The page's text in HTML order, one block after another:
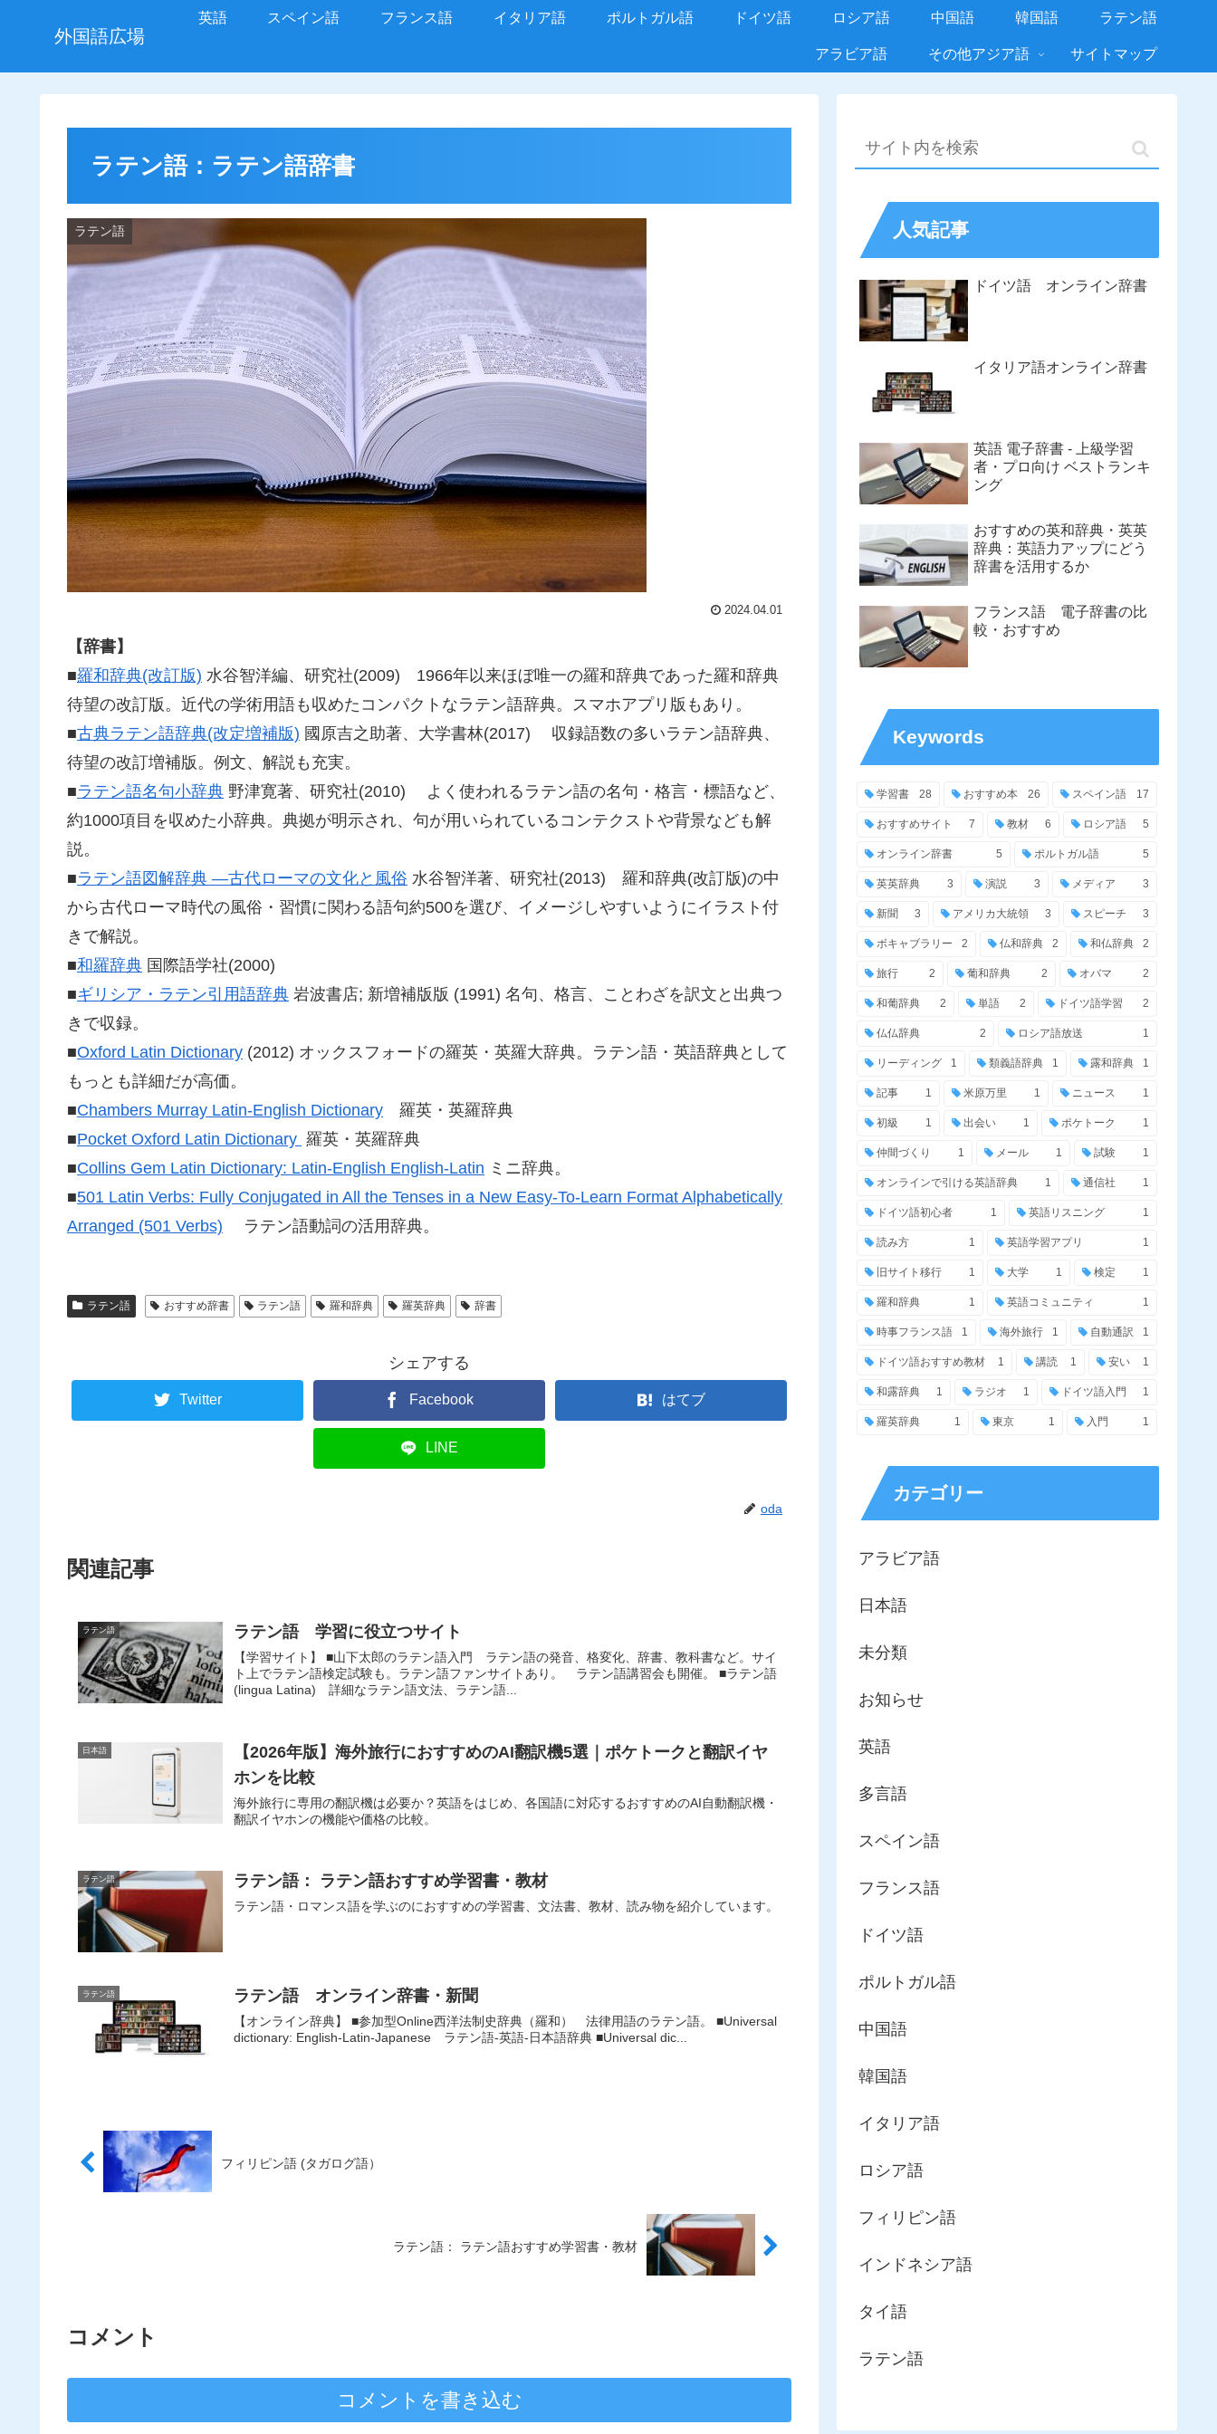
外国語広場
英語 スペイン語 フランス語 イタリア語 ポルトガル語 ドイツ語 ロシア語 中国語 韓国語 ラテン語
アラビア語 その他アジア語 サイトマップ
ラテン語：ラテン語辞書
ラテン語
2024.04.01
【辞書】
■羅和辞典(改訂版) 水谷智洋編、 研究社(2009) 1966年以来ほぼ唯一の羅和辞典であった羅和辞典
待望の改訂版。近代の学術用語も収めたコンパクトなラテン語辞典。スマホアプリ版もあり。
■古典ラテン語辞典(改定増補版) 國原吉之助著、 大学書林(2017) 収録語数の多いラテン語辞典、
待望の改訂増補版。例文、解説も充実。
■ラテン語名句小辞典 野津寛著、研究社(2010) よく使われる ラテン語の名句・格言・標語など、
約1000項目を収めた小辞典。典拠が明示され、句が用いられているコンテクストや背景なども解
説。
■ラテン語図解辞典 —古代ローマの文化と風俗 水谷智洋著、 研究社(2013) 羅和辞典(改訂版)の中
から古代ローマ時代の風俗・習慣に関わる語句約500を選び、イメージしやすいようにイラスト付
きで解説。
■和羅辞典 国際語学社(2000)
■ギリシア・ラテン引用語辞典 岩波書店; 新増補版版 (1991) 名句、格言、ことわざを訳文と出典つ
きで収録。
■Oxford Latin Dictionary (2012) オックスフォードの羅英・英羅大辞典。ラテン語・英語辞典として
もっとも詳細だが高価。
■Chambers Murray Latin-English Dictionary 羅英・英羅辞典
■Pocket Oxford Latin Dictionary 羅英・英羅辞典
■Collins Gem Latin Dictionary: Latin-English English-Latin ミニ辞典。
■501 Latin Verbs: Fully Conjugated in All the Tenses in a New Easy-To-Learn Format Alphabetically
Arranged (501 Verbs) ラテン語動詞の活用辞典。
ラテン語 おすすめ辞書 ラテン語 羅和辞典 羅英辞典 辞書
シェアする
Twitter Facebook はてブ
LINE
oda
関連記事
ラテン語 ラテン語 学習に役立つサイト
【学習サイト】 ■山下太郎のラテン語入門 ラテン語の発音、格変化、辞書、教科書など。サイ
ト上でラテン語検定試験も。ラテン語ファンサイトあり。 ラテン語講習会も開催。 ■ラテン語
(lingua Latina) 詳細なラテン語文法、ラテン語...
日本語
【2026年版】海外旅行におすすめのAI翻訳機5選｜ポケトークと翻訳イヤ
ホンを比較
海外旅行に専用の翻訳機は必要か？英語をはじめ、各国語に対応するおすすめのAI自動翻訳機・
翻訳イヤホンの機能や価格の比較。
ラテン語 ラテン語： ラテン語おすすめ学習書・教材
ラテン語・ロマンス語を学ぶのにおすすめの学習書、文法書、教材、読み物を紹介しています。
ラテン語 ラテン語 オンライン辞書・新聞
【オンライン辞典】 ■参加型Online西洋法制史辞典（羅和） 法律用語のラテン語。 ■Universal
dictionary: English-Latin-Japanese ラテン語-英語-日本語辞典 ■Universal dic...
フィリピン語 (タガログ語）
ラテン語： ラテン語おすすめ学習書・教材
コメント
コメントを書き込む
人気記事
ドイツ語 オンライン辞書
イタリア語オンライン辞書
英語 電子辞書 - 上級学習
者・プロ向け ベストランキ
ング
おすすめの英和辞典・英英
辞典：英語力アップにどう
辞書を活用するか
フランス語 電子辞書の比
較・おすすめ
Keywords
学習書 28 おすすめ本 26 スペイン語 17
おすすめサイト 7 教材 6 ロシア語 5
オンライン辞書 5 ポルトガル語 5
英英辞典 3 演説 3 メディア 3
新聞 3 アメリカ大統領 3 スピーチ 3
ボキャブラリー 2 仏和辞典 2 和仏辞典 2
旅行 2 葡和辞典 2 オバマ 2
和葡辞典 2 単語 2 ドイツ語学習 2
仏仏辞典 2 ロシア語放送 1
リーディング 1 類義語辞典 1 露和辞典 1
記事 1 米原万里 1 ニュース 1
初級 1 出会い 1 ポケトーク 1
仲間づくり 1 メール 1 試験 1
オンラインで引ける英語辞典 1 通信社 1
ドイツ語初心者 1 英語リスニング 1
読み方 1 英語学習アプリ 1
旧サイト移行 1 大学 1 検定 1
羅和辞典 1 英語コミュニティ 1
時事フランス語 1 海外旅行 1 自動通訳 1
ドイツ語おすすめ教材 1 講読 1 安い 1
和露辞典 1 ラジオ 1 ドイツ語入門 1
羅英辞典 1 東京 1 入門 1
カテゴリー
アラビア語
日本語
未分類
お知らせ
英語
多言語
スペイン語
フランス語
ドイツ語
ポルトガル語
中国語
韓国語
イタリア語
ロシア語
フィリピン語
インドネシア語
タイ語
ラテン語